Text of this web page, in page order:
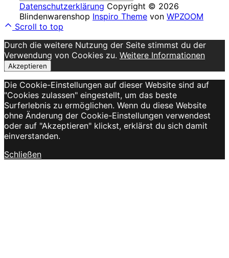
Datenschutzerklärung Copyright © 2026
Blindenwarenshop Inspiro Theme von WPZOOM
Scroll to top
Durch die weitere Nutzung der Seite stimmst du der
Verwendung von Cookies zu. Weitere Informationen
Akzeptieren
Die Cookie-Einstellungen auf dieser Website sind auf
"Cookies zulassen" eingestellt, um das beste
Surferlebnis zu ermöglichen. Wenn du diese Website
ohne Änderung der Cookie-Einstellungen verwendest
oder auf "Akzeptieren" klickst, erklärst du sich damit
einverstanden.
Schließen